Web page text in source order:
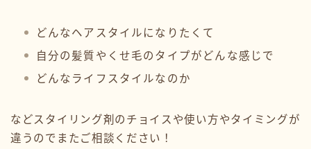
どんなヘアスタイルになりたくて
自分の髪質やくせ毛のタイプがどんな感じで
どんなライフスタイルなのか
などスタイリング剤のチョイスや使い方やタイミングが
違うのでまたご相談ください！